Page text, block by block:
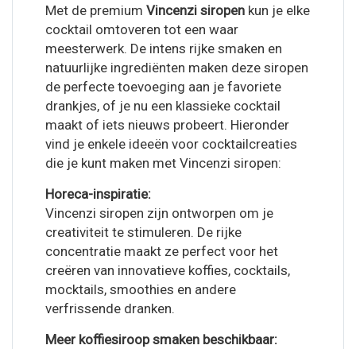
Met de premium Vincenzi siropen kun je elke
cocktail omtoveren tot een waar
meesterwerk. De intens rijke smaken en
natuurlijke ingrediënten maken deze siropen
de perfecte toevoeging aan je favoriete
drankjes, of je nu een klassieke cocktail
maakt of iets nieuws probeert. Hieronder
vind je enkele ideeën voor cocktailcreaties
die je kunt maken met Vincenzi siropen:
Horeca-inspiratie:
Vincenzi siropen zijn ontworpen om je
creativiteit te stimuleren. De rijke
concentratie maakt ze perfect voor het
creëren van innovatieve koffies, cocktails,
mocktails, smoothies en andere
verfrissende dranken.
Meer koffiesiroop smaken beschikbaar: